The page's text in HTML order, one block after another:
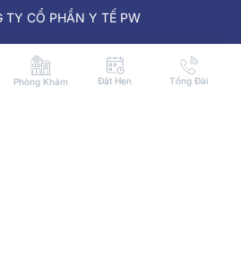
CỔ PHẦN Y TẾ PW
Phòng Khám Đặt Hẹn Tổng Đài